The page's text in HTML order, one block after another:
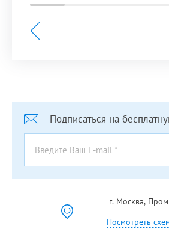
Подписаться на
г. Москва,
Посмотреть